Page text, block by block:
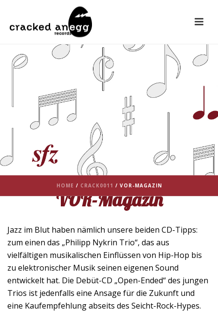
HOME / CRACK0011 / VOR-MAGAZIN
VOR-Magazin
Jazz im Blut haben nämlich unsere beiden CD-Tipps:
zum einen das „Philipp Nykrin Trio“, das aus
vielfältigen musikalischen Einflüssen von Hip-Hop bis
zu elektronischer Musik seinen eigenen Sound
entwickelt hat. Die Debüt-CD „Open-Ended“ des jungen
Trios ist jedenfalls eine Ansage für die Zukunft und
eine Kaufempfehlung abseits des Seicht-Rock-Hypes.